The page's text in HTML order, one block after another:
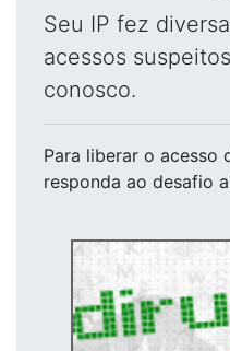
Seu IP fez
acessos
conosco.
Para liberar o acesso
responda ao desafio